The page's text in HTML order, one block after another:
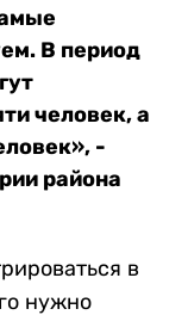
В период
человек, а
-
района
в
нужно